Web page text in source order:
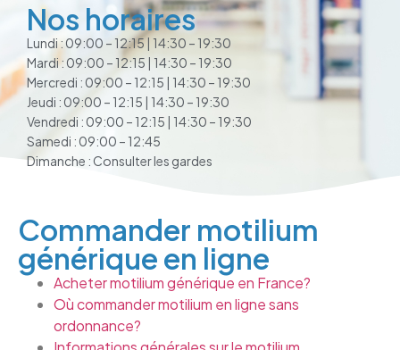
Nos horaires
Lundi : 09:00 – 12:15 | 14:30 – 19:30
Mardi : 09:00 – 12:15 | 14:30 – 19:30
Mercredi : 09:00 – 12:15 | 14:30 – 19:30
Jeudi : 09:00 – 12:15 | 14:30 – 19:30
Vendredi : 09:00 – 12:15 | 14:30 – 19:30
Samedi : 09:00 – 12:45
Dimanche : Consulter les gardes
Commander motilium
générique en ligne
Acheter motilium générique en France?
Où commander motilium en ligne sans
ordonnance?